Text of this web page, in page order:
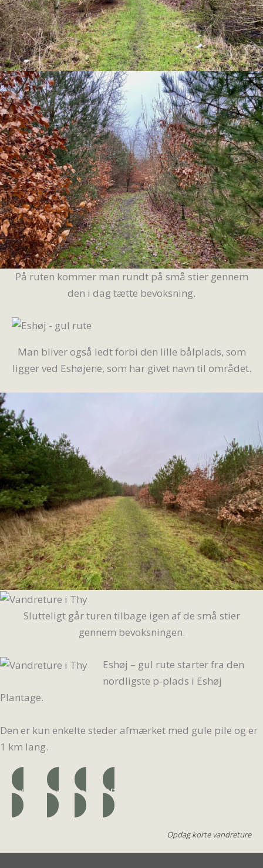
På ruten kommer man rundt på små stier gennem
den i dag tætte bevoksning.
Man bliver også ledt forbi den lille bålplads, som
ligger ved Eshøjene, som har givet navn til området.
Slutteligt går turen tilbage igen af de små stier
gennem bevoksningen.
Eshøj – gul rute starter fra den
nordligste p-plads i Eshøj
Plantage.
Den er kun enkelte steder afmærket med gule pile og er
1 km lang.
Adresse Ruten Folder GPX
Opdag korte vandreture